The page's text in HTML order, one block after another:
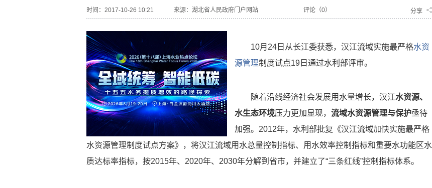
时间：2017-10-26 10:21 来源： 湖北省人民政府门户网站 评论（0） 分享
10月24日从长江委获悉，汉江流域实施最严格水资
源管理制度试点19日通过水利部评审。
随着沿线经济社会发展用水量增长，汉江水资源、
水生态环境压力更加显现， 流域水资源管理与保护亟待
加强。2012年，水利部批复《汉江流域加快实施最严格
水资源管理制度试点方案》，将汉江流域用水总量控制指标、用水效率控制指标和重要水功能区水
质达标率指标，按2015年、2020年、2030年分解到省市，并建立了“三条红线”控制指标体系。